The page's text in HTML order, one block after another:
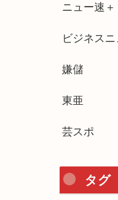
ニュー速＋
ビジネス
嫌儲
東亜
芸スポ
タグ